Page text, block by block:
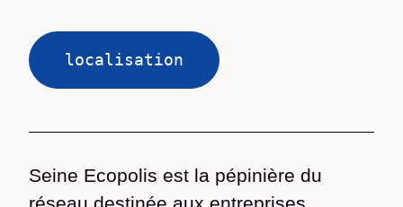
localisation
Seine Ecopolis est la pépinière du